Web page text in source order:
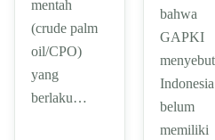
mentah
(crude palm
oil/CPO)
yang
berlaku…
bahwa
GAPKI
menyebut
Indonesia
belum
memiliki